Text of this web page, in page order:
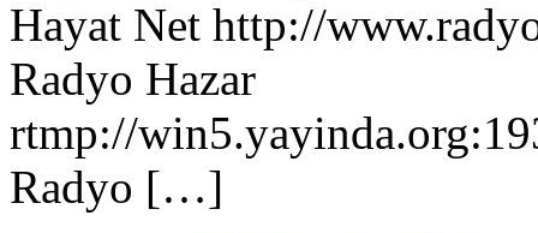
Hayat Net http://
Radyo Hazar
rtmp://
Radyo […]